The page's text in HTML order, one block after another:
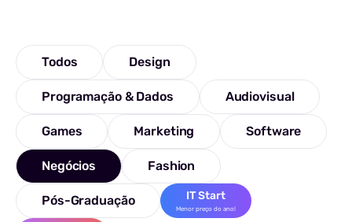
Todos Design
Programação & Dados Audiovisual
Games Marketing Software
Negócios Fashion
Pós-Graduação IT Start
Menor preço do ano!